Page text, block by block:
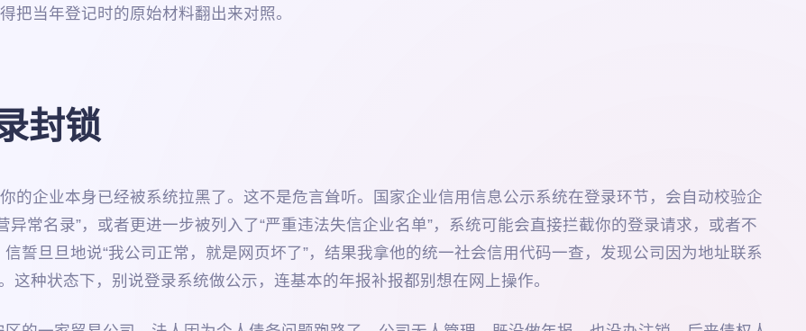
把当年登记时的原始材料翻出来对照。
封锁
的企业本身已经被系统拉黑了。这不是危言耸听。国家企业信用信息公示系统在登录环节，会自动校验企
常名录”，或者更进一步被列入了“严重违法失信企业名单”，系统可能会直接拦截你的登录请求，或者不
誓旦旦地说“我公司正常，就是网页坏了”，结果我拿他的统一社会信用代码一查，发现公司因为地址联系
种状态下，别说登录系统做公示，连基本的年报补报都别想在网上操作。